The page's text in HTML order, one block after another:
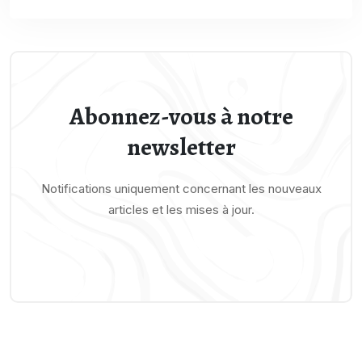
Abonnez-vous à notre
newsletter
Notifications uniquement concernant les nouveaux
articles et les mises à jour.